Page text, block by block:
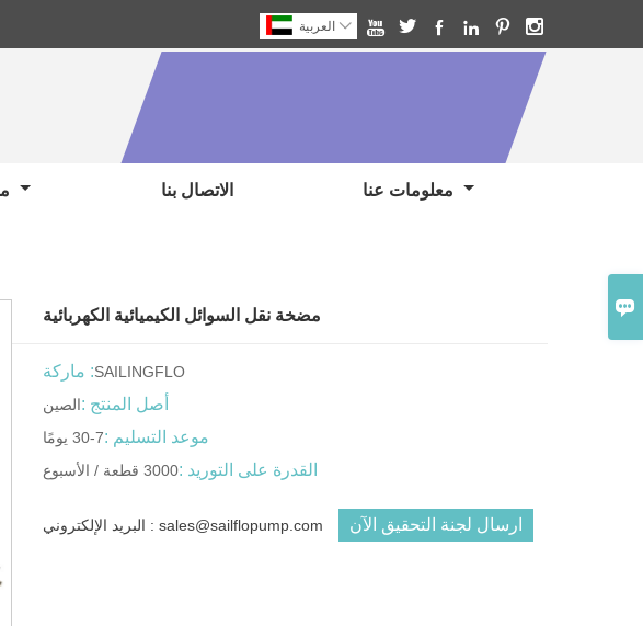

      العربية 
الاتصال بنا
مضخة نقل السوائل الكيميائية الكهربائية
ماركة :SAILINGFLO
أصل المنتج :الصين
موعد التسليم :7-30 يومًا
القدرة على التوريد :3000 قطعة / الأسبوع
البريد الإلكتروني : sales@sailflopump.com ارسال لجنة التحقيق الآن